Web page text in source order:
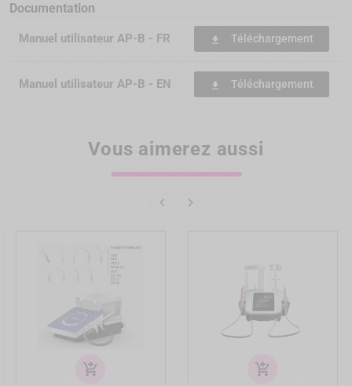
Documentation
Manuel utilisateur AP-B - FR file_download Téléchargement
Manuel utilisateur AP-B - EN file_download Téléchargement
Vous aimerez aussi
 
add_shopping_cart add_shopping_cart